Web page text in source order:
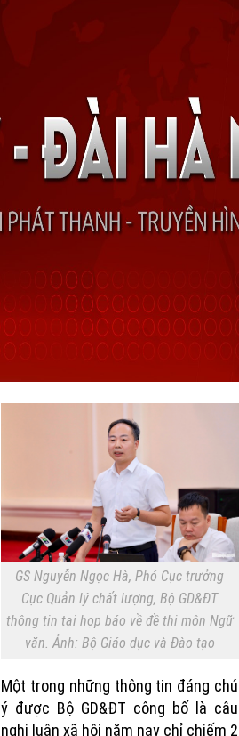
GS Nguyễn Ngọc Hà, Phó Cục trưởng
Cục Quản lý chất lượng, Bộ GD&ĐT
thông tin tại họp báo về đề thi môn Ngữ
văn. Ảnh: Bộ Giáo dục và Đào tạo
Một trong những thông tin đáng chú
ý được Bộ GD&ĐT công bố là câu
nghị luận xã hội năm nay chỉ chiếm 2